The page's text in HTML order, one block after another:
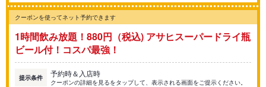
クーポンを使ってネット予約できます
1時間飲み放題！880円（税込) アサヒスーパードライ瓶
ビール付！コスパ最強！
提示条件 予約時＆入店時
クーポンの詳細を見るをタップして、表示される画面をご提示ください。